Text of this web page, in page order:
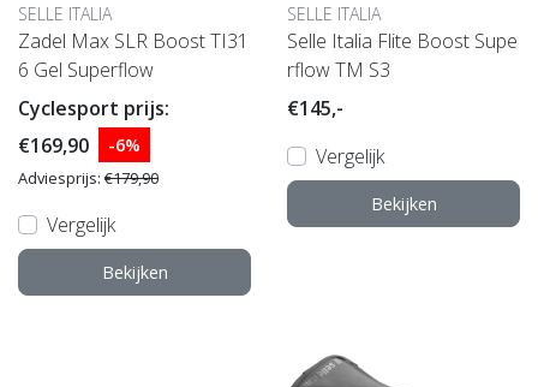
SELLE ITALIA
Zadel Max SLR Boost TI31
6 Gel Superflow
Cyclesport prijs:
€169,90
-6%
Adviesprijs: €179,90
Vergelijk
Bekijken
SELLE ITALIA
Selle Italia Flite Boost Supe
rflow TM S3
€145,-
Vergelijk
Bekijken